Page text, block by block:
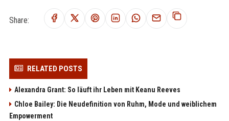
Share:
RELATED POSTS
Alexandra Grant: So läuft ihr Leben mit Keanu Reeves
Chloe Bailey: Die Neudefinition von Ruhm, Mode und weiblichem
Empowerment